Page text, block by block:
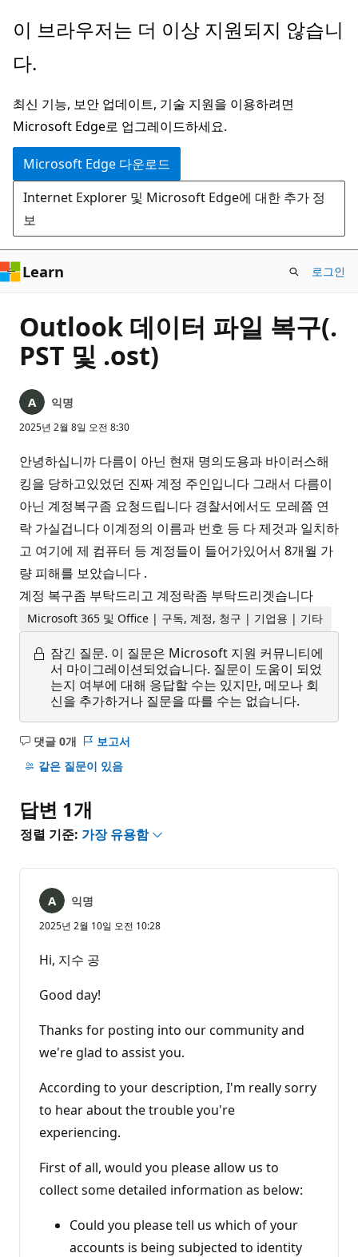
주
콘
츠
로
건
너
뛰
기
이 브라우저는 더 이상 지원되지 않습니
다.
최신 기능, 보안 업데이트, 기술 지원을 이용하려면
Microsoft Edge로 업그레이드하세요.
Microsoft Edge 다운로드
Internet Explorer 및 Microsoft Edge에 대한 추가 정
보
Learn 로그인
Outlook 데이터 파일 복구(.
PST 및 .ost)
익명
2025년 2월 8일 오전 8:30
안녕하십니까 다름이 아닌 현재 명의도용과 바이러스해
킹을 당하고있었던 진짜 계정 주인입니다 그래서 다름이
아닌 계정복구좀 요청드립니다 경찰서에서도 모레쯤 연
락 가실겁니다 이계정의 이름과 번호 등 다 제것과 일치하
고 여기에 제 컴퓨터 등 계정들이 들어가있어서 8개월 가
량 피해를 보았습니다 .
계정 복구좀 부탁드리고 계정락좀 부탁드리겟습니다
Microsoft 365 및 Office | 구독, 계정, 청구 | 기업용 | 기타
잠긴 질문. 이 질문은 Microsoft 지원 커뮤니티에
서 마이그레이션되었습니다. 질문이 도움이 되었
는지 여부에 대해 응답할 수는 있지만, 메모나 회
신을 추가하거나 질문을 따를 수는 없습니다.
댓글 0개
설
명
음
보고서
같은 질문이 있음
답변 1개
정렬 기준: 가장 유용함
익명
2025년 2월 10일 오전 10:28
Hi, 지수 공
Good day!
Thanks for posting into our community and
we're glad to assist you.
According to your description, I'm really sorry
to hear about the trouble you're
experiencing.
First of all, would you please allow us to
collect some detailed information as below:
Could you please tell us which of your
accounts is being subjected to identity